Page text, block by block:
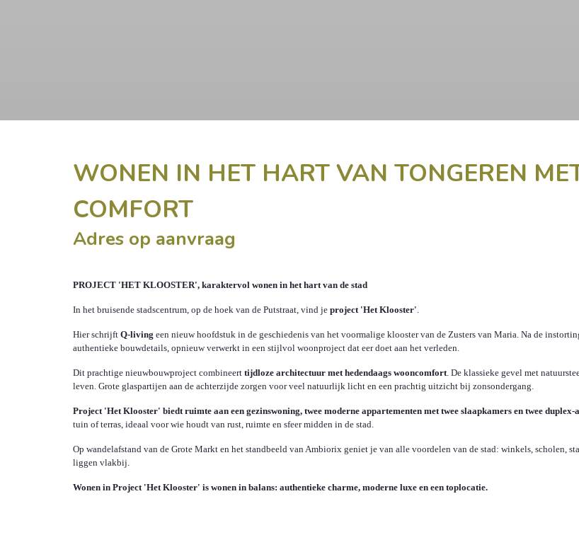
WONEN IN HET HART VAN TONGEREN
COMFORT
Adres op aanvraag
PROJECT 'HET KLOOSTER', karaktervol wonen in het hart van de stad
In het bruisende stadscentrum, op de hoek van de Putstraat, vind je project 'Het Klooster'.
Hier schrijft Q-living een nieuw hoofdstuk in de geschiedenis van het voormalige klooster van de Zusters van Maria. Na de
authentieke bouwdetails, opnieuw verwerkt in een stijlvol woonproject dat eer doet aan het verleden.
Dit prachtige nieuwbouwproject combineert tijdloze architectuur met hedendaags wooncomfort. De klassieke gevel met
leven. Grote glaspartijen aan de achterzijde zorgen voor veel natuurlijk licht en een prachtig uitzicht bij zonsondergang.
Project 'Het Klooster' biedt ruimte aan een gezinswoning, twee moderne appartementen met twee slaapkamers en twee duplex-
tuin of terras, ideaal voor wie houdt van rust, ruimte en sfeer midden in de stad.
Op wandelafstand van de Grote Markt en het standbeeld van Ambiorix geniet je van alle voordelen van de stad: winkels, scholen,
liggen vlakbij.
Wonen in Project 'Het Klooster' is wonen in balans: authentieke charme, moderne luxe en een toplocatie.